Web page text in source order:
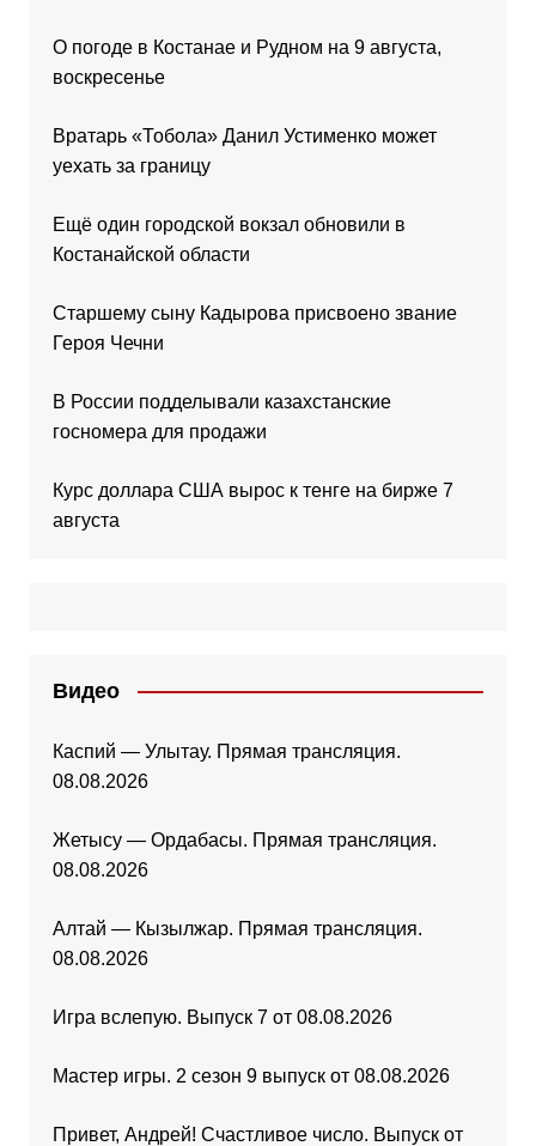
О погоде в Костанае и Рудном на 9 августа,
воскресенье
Вратарь «Тобола» Данил Устименко может
уехать за границу
Ещё один городской вокзал обновили в
Костанайской области
Старшему сыну Кадырова присвоено звание
Героя Чечни
В России подделывали казахстанские
госномера для продажи
Курс доллара США вырос к тенге на бирже 7
августа
Видео
Каспий — Улытау. Прямая трансляция.
08.08.2026
Жетысу — Ордабасы. Прямая трансляция.
08.08.2026
Алтай — Кызылжар. Прямая трансляция.
08.08.2026
Игра вслепую. Выпуск 7 от 08.08.2026
Мастер игры. 2 сезон 9 выпуск от 08.08.2026
Привет, Андрей! Счастливое число. Выпуск от